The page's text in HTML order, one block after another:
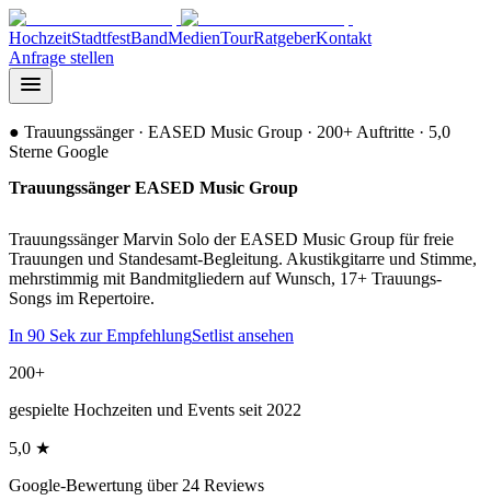
HochzeitStadtfestBandMedienTourRatgeberKontakt
Anfrage stellen
● Trauungssänger· EASED Music Group · 200+ Auftritte · 5,0
Sterne Google
Trauungssänger EASED Music Group
Trauungssänger Marvin Solo der EASED Music Group für freie
Trauungen und Standesamt-Begleitung. Akustikgitarre und Stimme,
mehrstimmig mit Bandmitgliedern auf Wunsch, 17+ Trauungs-
Songs im Repertoire.
In 90 Sek zur EmpfehlungSetlist ansehen
200+
gespielte Hochzeiten und Events seit 2022
5,0 ★
Google-Bewertung über 24 Reviews